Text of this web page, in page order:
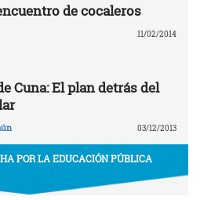
de cocaleros
11/02/2014
Cuna: El plan detrás del
03/12/2013
POR LA EDUCACIÓN PÚBLICA